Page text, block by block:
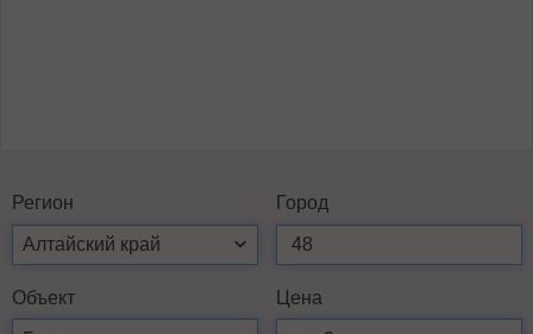
Ре­ги­он Го­род
Объ­ект Це­на